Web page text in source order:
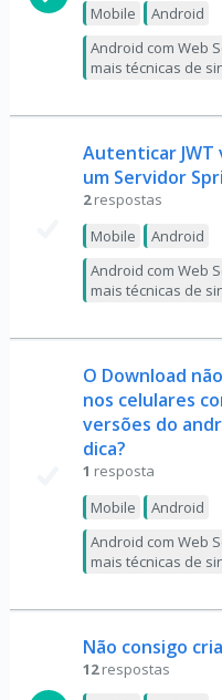
Mobile
Android
Android com Web
mais técnicas de
Autenticar JWT
um Servidor
2 respostas
Mobile
Android
Android com Web
mais técnicas de
O Download
nos celulares
versões do
dica?
1 resposta
Mobile
Android
Android com Web
mais técnicas de
Não consigo
12 respostas